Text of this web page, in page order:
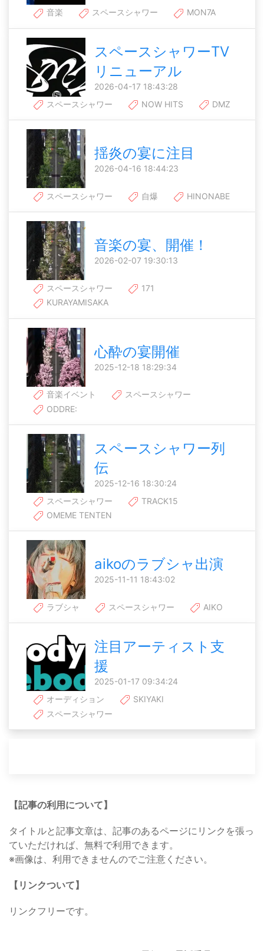
音楽 スペースシャワー MON7A
スペースシャワーTV
リニューアル
2026-04-17 18:43:28
スペースシャワー
NOW HITS DMZ
揺炎の宴に注目
2026-04-16 18:44:23
スペースシャワー 自爆 HINONABE
音楽の宴、開催！
2026-02-07 19:30:13
スペースシャワー
171
KURAYAMISAKA
心酔の宴開催
2025-12-18 18:29:34
音楽イベント
スペースシャワー
ODDRE:
スペースシャワー列
伝
2025-12-16 18:30:24
スペースシャワー
TRACK15
OMEME TENTEN
aikoのラブシャ出演
2025-11-11 18:43:02
ラブシャ スペースシャワー AIKO
注目アーティスト支
援
2025-01-17 09:34:24
オーディション
SKIYAKI
スペースシャワー
【記事の利用について】
タイトルと記事文章は、記事のあるページにリンクを張っ
ていただければ、無料で利用できます。
※画像は、利用できませんのでご注意ください。
【リンクついて】
リンクフリーです。